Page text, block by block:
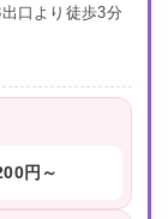
口より徒歩3分
円～